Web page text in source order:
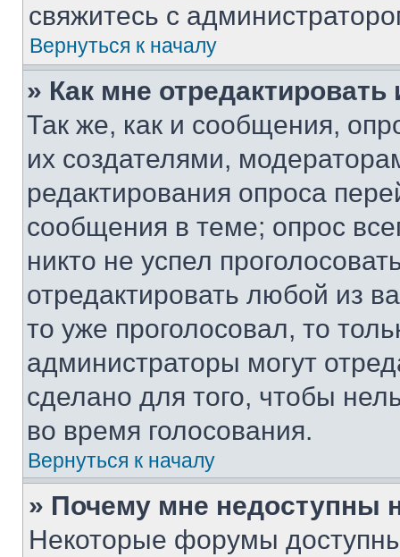
свяжитесь с
Вернуться к началу
» Как мне
Так же, как и сообщения,
их создателями,
редактирования опроса
сообщения в теме; опрос
никто не успел
отредактировать любой из
то уже проголосовал, то
администраторы могут
сделано для того, чтобы
во время голосования.
Вернуться к началу
» Почему мне недоступны
Некоторые форумы